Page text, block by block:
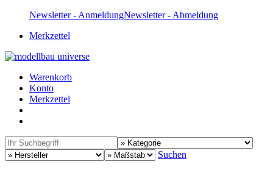
Newsletter - AnmeldungNewsletter - Abmeldung
Merkzettel
Warenkorb
Konto
Merkzettel
Suchen